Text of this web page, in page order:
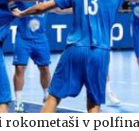
v